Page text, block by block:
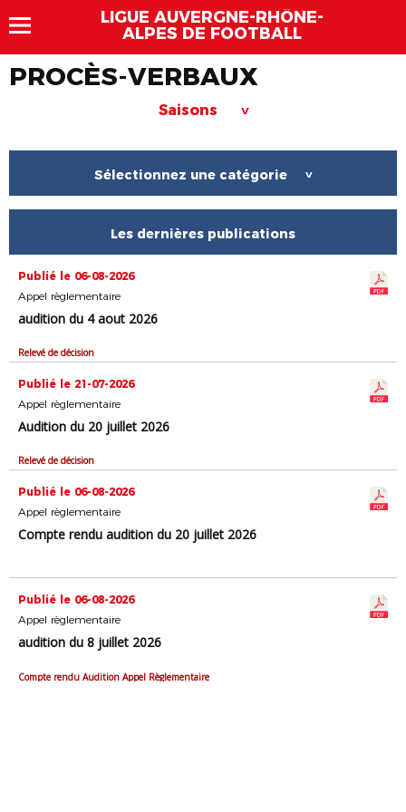
LIGUE AUVERGNE-RHÔNE-
ALPES DE FOOTBALL
PROCÈS-VERBAUX
Saisons >
Sélectionnez une catégorie >
Les dernières publications
Publié le 06-08-2026
Appel règlementaire
audition du 4 aout 2026
Relevé de décision
Publié le 21-07-2026
Appel règlementaire
Audition du 20 juillet 2026
Relevé de décision
Publié le 06-08-2026
Appel règlementaire
Compte rendu audition du 20 juillet 2026
Publié le 06-08-2026
Appel règlementaire
audition du 8 juillet 2026
Compte rendu Audition Appel Règlementaire